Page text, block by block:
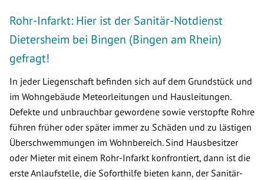
Rohr-Infarkt: Hier ist der Sanitär-Notdienst
Dietersheim bei Bingen (Bingen am Rhein)
gefragt!
In jeder Liegenschaft befinden sich auf dem Grundstück und
im Wohngebäude Meteorleitungen und Hausleitungen.
Defekte und unbrauchbar gewordene sowie verstopfte Rohre
führen früher oder später immer zu Schäden und zu lästigen
Überschwemmungen im Wohnbereich. Sind Hausbesitzer
oder Mieter mit einem Rohr-Infarkt konfrontiert, dann ist die
erste Anlaufstelle, die Soforthilfe bieten kann, der Sanitär-